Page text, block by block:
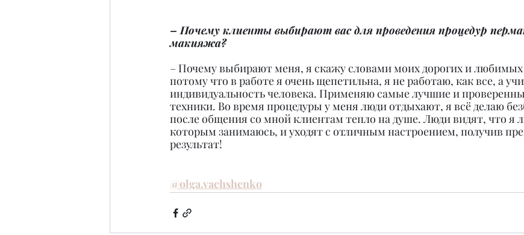
– Почему клиенты выбирают вас для проведения процедур
макияжа?
– Почему выбирают меня, я скажу словами моих дорогих и
потому что в работе я очень щепетильна, я не работаю, как все, а
индивидуальность человека. Применяю самые лучшие и
техники. Во время процедуры у меня люди отдыхают, я всё делаю
после общения со мной клиентам тепло на душе. Люди видят, что я
которым занимаюсь, и уходят с отличным настроением, получив
результат!
@olga.vachshenko